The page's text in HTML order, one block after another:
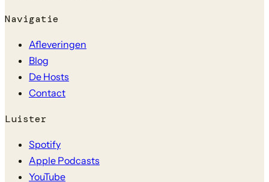
Navigatie
Afleveringen
Blog
De Hosts
Contact
Luister
Spotify
Apple Podcasts
YouTube